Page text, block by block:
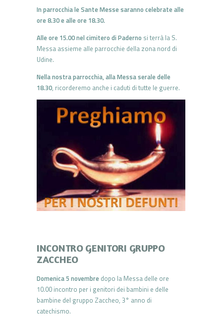
In parrocchia le Sante Messe saranno celebrate alle
ore 8.30 e alle ore 18.30.
Alle ore 15.00 nel cimitero di Paderno si terrà la S.
Messa assieme alle parrocchie della zona nord di
Udine.
Nella nostra parrocchia, alla Messa serale delle
18.30, ricorderemo anche i caduti di tutte le guerre.
INCONTRO GENITORI GRUPPO
ZACCHEO
Domenica 5 novembre dopo la Messa delle ore
10.00 incontro per i genitori dei bambini e delle
bambine del gruppo Zaccheo, 3° anno di
catechismo.